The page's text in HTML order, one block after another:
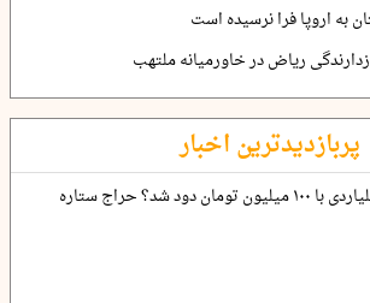
به اروپا فرا نرسیده است
ریاض در خاورمیانه ملتهب
پربازدیدترین اخبار